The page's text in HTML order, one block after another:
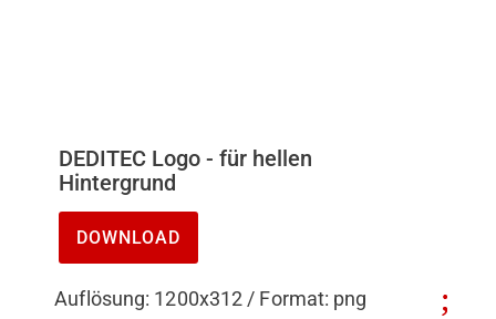
DEDITEC Logo - für hellen
Hintergrund
DOWNLOAD
Auflösung: 1200x312 / Format: png